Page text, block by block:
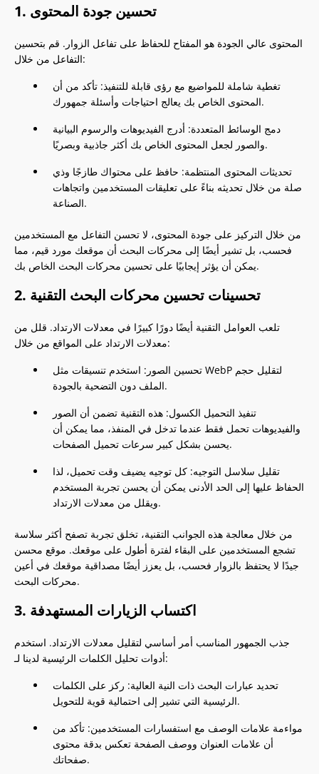
1. تحسين جودة المحتوى
المحتوى عالي الجودة هو المفتاح للحفاظ على تفاعل الزوار. قم بتحسين
التفاعل من خلال:
تغطية شاملة للمواضيع مع رؤى قابلة للتنفيذ: تأكد من أن
المحتوى الخاص بك يعالج احتياجات وأسئلة جمهورك.
دمج الوسائط المتعددة: أدرج الفيديوهات والرسوم البيانية
والصور لجعل المحتوى الخاص بك أكثر جاذبية وبصريًا.
تحديثات المحتوى المنتظمة: حافظ على محتواك طازجًا وذي
صلة من خلال تحديثه بناءً على تعليقات المستخدمين واتجاهات
الصناعة.
من خلال التركيز على جودة المحتوى، لا تحسن التفاعل مع المستخدمين
فحسب، بل تشير أيضًا إلى محركات البحث أن موقعك مورد قيم، مما
يمكن أن يؤثر إيجابيًا على تحسين محركات البحث الخاص بك.
2. تحسينات تحسين محركات البحث التقنية
تلعب العوامل التقنية أيضًا دورًا كبيرًا في معدلات الارتداد. قلل من
معدلات الارتداد على المواقع من خلال:
تحسين الصور: استخدم تنسيقات مثل WebP لتقليل حجم
الملف دون التضحية بالجودة.
تنفيذ التحميل الكسول: هذه التقنية تضمن أن الصور
والفيديوهات تحمل فقط عندما تدخل في المنفذ، مما يمكن أن
يحسن بشكل كبير سرعات تحميل الصفحات.
تقليل سلاسل التوجيه: كل توجيه يضيف وقت تحميل، لذا
الحفاظ عليها إلى الحد الأدنى يمكن أن يحسن تجربة المستخدم
ويقلل من معدلات الارتداد.
من خلال معالجة هذه الجوانب التقنية، تخلق تجربة تصفح أكثر سلاسة
تشجع المستخدمين على البقاء لفترة أطول على موقعك. موقع محسن
جيدًا لا يحتفظ بالزوار فحسب، بل يعزز أيضًا مصداقية موقعك في أعين
محركات البحث.
3. اكتساب الزيارات المستهدفة
جذب الجمهور المناسب أمر أساسي لتقليل معدلات الارتداد. استخدم
أدوات تحليل الكلمات الرئيسية لدينا لـ:
تحديد عبارات البحث ذات النية العالية: ركز على الكلمات
الرئيسية التي تشير إلى احتمالية قوية للتحويل.
مواءمة علامات الوصف مع استفسارات المستخدمين: تأكد من
أن علامات العنوان ووصف الصفحة تعكس بدقة محتوى
صفحاتك.